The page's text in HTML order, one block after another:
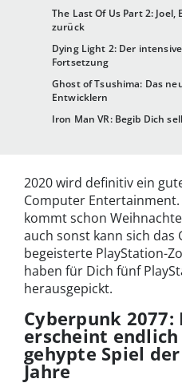
The Last Of Us Part 2:
zurück
Dying Light 2: Der
Fortsetzung
Ghost of Tsushima: Das
Entwicklern
Iron Man VR: Begib Dich
2020 wird definitiv ein
Computer
kommt schon
auch sonst kann sich das
begeisterte PlayStation-
haben für Dich fünf
herausgepickt.
Cyberpunk 2077:
erscheint
gehypte Spiel
Jahre